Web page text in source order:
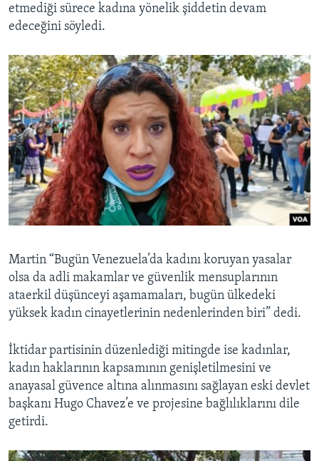
etmediği sürece kadına yönelik şiddetin devam
edeceğini söyledi.
Martin “Bugün Venezuela’da kadını koruyan yasalar
olsa da adli makamlar ve güvenlik mensuplarının
ataerkil düşünceyi aşamamaları, bugün ülkedeki
yüksek kadın cinayetlerinin nedenlerinden biri” dedi.
İktidar partisinin düzenlediği mitingde ise kadınlar,
kadın haklarının kapsamının genişletilmesini ve
anayasal güvence altına alınmasını sağlayan eski devlet
başkanı Hugo Chavez’e ve projesine bağlılıklarını dile
getirdi.